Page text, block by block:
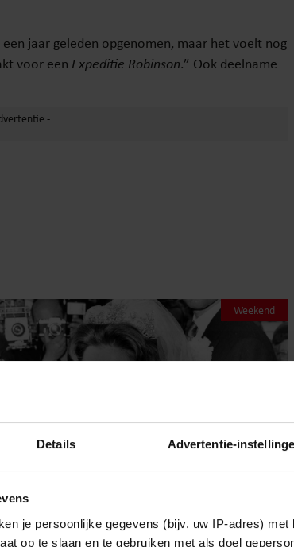
Details Advertentie-
je persoonlijke gegevens (bijv. uw IP-adres) met
op te slaan en te gebruiken met als doel
jaar geleden opgenomen, maar het voelt nog
voor een Expeditie Robinson.” Ook deelname
Weekend
8 augustus 2026